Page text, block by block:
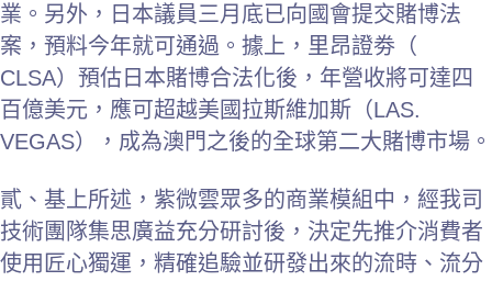
業。另外，日本議員三月底已向國會提交賭博法
案，預料今年就可通過。據上，里昂證劵（
CLSA）預估日本賭博合法化後，年營收將可達四
百億美元，應可超越美國拉斯維加斯（LAS.
VEGAS），成為澳門之後的全球第二大賭博市場。
貳、基上所述，紫微雲眾多的商業模組中，經我司
技術團隊集思廣益充分研討後，決定先推介消費者
使用匠心獨運，精確追驗並研發出來的流時、流分